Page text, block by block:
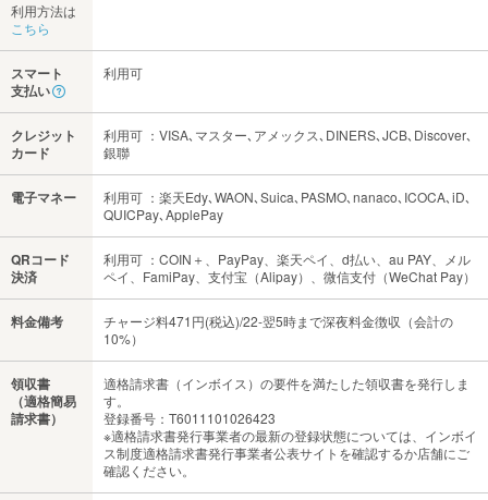
利用方法は
こちら
スマート
支払い
利用可
クレジット
カード
利用可 ：VISA､マスター､アメックス､DINERS､JCB､Discover､
銀聯
電子マネー
利用可 ：楽天Edy､WAON､Suica､PASMO､nanaco､ICOCA､iD､
QUICPay､ApplePay
QRコード
決済
利用可 ：COIN＋、PayPay、楽天ペイ、d払い、au PAY、メル
ペイ、FamiPay、支付宝（Alipay）、微信支付（WeChat Pay）
料金備考
チャージ料471円(税込)/22-翌5時まで深夜料金徴収（会計の
10%）
領収書
（適格簡易
請求書）
適格請求書（インボイス）の要件を満たした領収書を発行しま
す。
登録番号：T6011101026423
※適格請求書発行事業者の最新の登録状態については、インボイ
ス制度適格請求書発行事業者公表サイトを確認するか店舗にご
確認ください。